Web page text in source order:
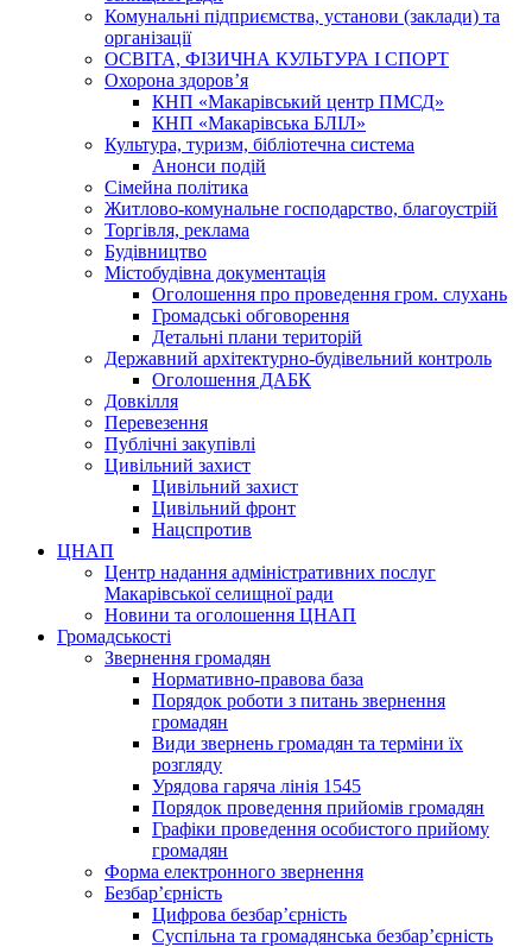
Комунальні підприємства, установи (заклади) та
організації
ОСВІТА, ФІЗИЧНА КУЛЬТУРА І СПОРТ
Охорона здоров’я
КНП «Макарівський центр ПМСД»
КНП «Макарівська БЛІЛ»
Культура, туризм, бібліотечна система
Анонси подій
Сімейна політика
Житлово-комунальне господарство, благоустрій
Торгівля, реклама
Будівництво
Містобудівна документація
Оголошення про проведення гром. слухань
Громадські обговорення
Детальні плани територій
Державний архітектурно-будівельний контроль
Оголошення ДАБК
Довкілля
Перевезення
Публічні закупівлі
Цивільний захист
Цивільний захист
Цивільний фронт
Нацспротив
ЦНАП
Центр надання адміністративних послуг
Макарівської селищної ради
Новини та оголошення ЦНАП
Громадськості
Звернення громадян
Нормативно-правова база
Порядок роботи з питань звернення
громадян
Види звернень громадян та терміни їх
розгляду
Урядова гаряча лінія 1545
Порядок проведення прийомів громадян
Графіки проведення особистого прийому
громадян
Форма електронного звернення
Безбар’єрність
Цифрова безбар’єрність
Суспільна та громадянська безбар’єрність